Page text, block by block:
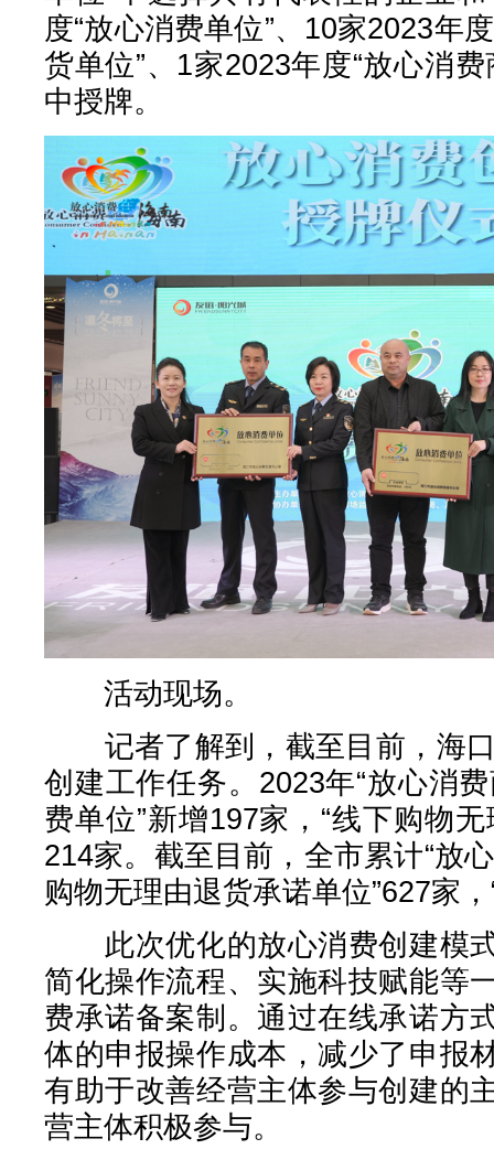
度“放心消费单位”、10家2023年
货单位”、1家2023年度“放心消
中授牌。
活动现场。
记者了解到，截至目前，海口
创建工作任务。2023年“放心消
费单位”新增197家，“线下购物
214家。截至目前，全市累计“放
购物无理由退货承诺单位”627家
此次优化的放心消费创建模
简化操作流程、实施科技赋能等
费承诺备案制。通过在线承诺方
体的申报操作成本，减少了申报
有助于改善经营主体参与创建的
营主体积极参与。